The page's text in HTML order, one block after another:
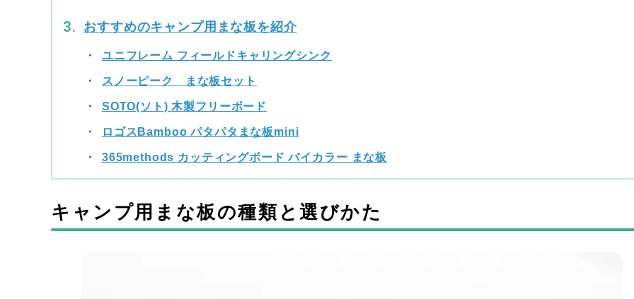
おすすめのキャンプ用まな板を紹介
ユニフレーム フィールドキャリングシンク
スノーピーク まな板セット
SOTO(ソト) 木製フリーボード
ロゴスBamboo パタパタまな板mini
365methods カッティングボード バイカラー まな板
キャンプ用まな板の種類と選びかた